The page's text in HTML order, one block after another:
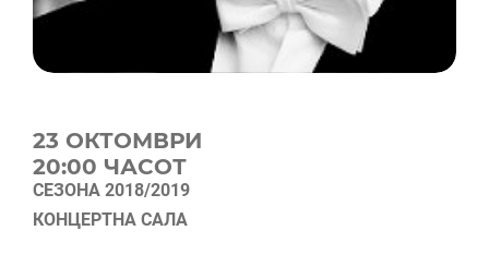
23 OКТОМВРИ
20:00 ЧАСОТ
СЕЗОНА 2018/2019
КОНЦЕРТНА САЛА